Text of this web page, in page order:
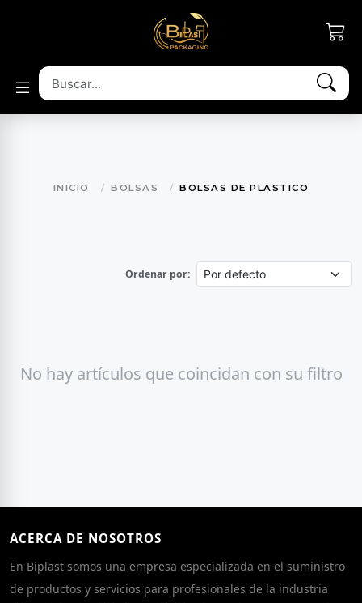
INICIO BOLSAS BOLSAS DE PLASTICO
Ordenar por:
No hay artículos que coincidan con su filtro
ACERCA DE NOSOTROS
En Biplast somos una empresa especializada en el suministro
de productos y servicios para profesionales de la industria